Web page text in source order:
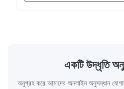
একটি উদ্ধৃতি
অনুগ্রহ করে আমাদের অনলাইন অনুসন্ধান